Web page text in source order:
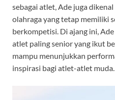
sebagai atlet, Ade juga
olahraga yang tetap memiliki
berkompetisi. Di ajang ini,
atlet paling senior yang ikut
mampu menunjukkan
inspirasi bagi atlet-atlet muda.